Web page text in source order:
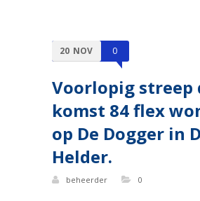
20 NOV 0
Voorlopig streep
komst 84 flex
op De Dogger in
Helder.
beheerder 0